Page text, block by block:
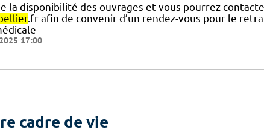
la disponibilité des ouvrages et vous pourrez
.fr afin de convenir d’un rendez-vous pour le
17:00
cadre de vie